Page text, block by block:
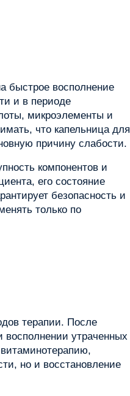
быстрое восполнение
и в периоде
микроэлементы и
что капельница для
причину слабости.
компонентов и
его состояние
безопасность и
только по
терапии. После
восполнении утраченных
но и восстановление